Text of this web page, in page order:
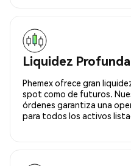
Liquidez Profunda
Phemex ofrece gran
spot como de futuros.
órdenes garantiza una
para todos los activos